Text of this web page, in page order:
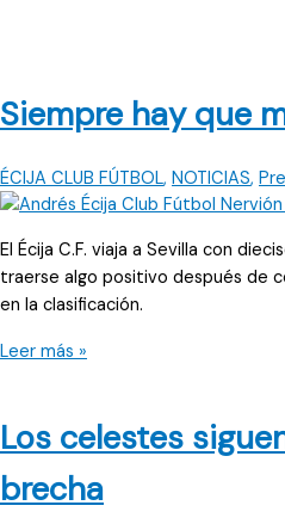
Siempre hay que
ÉCIJA CLUB FÚTBOL, NOTICIAS,
El Écija C.F. viaja a Sevilla con
traerse algo positivo después de
en la clasificación.
Siempre
morir
de
pie
Leer más »
Los celestes
brecha